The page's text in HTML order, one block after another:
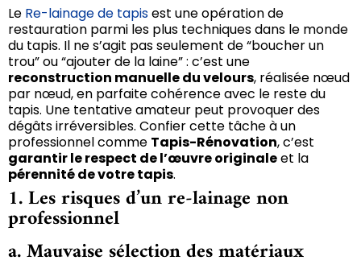
Le Re-lainage de tapisest une opération de
restauration parmi les plus techniques dans le monde
du tapis. Il ne s’agit pas seulement de “boucher un
trou” ou “ajouter de la laine” : c’est une
reconstruction manuelle du velours, réalisée nœud
par nœud, en parfaite cohérence avec le reste du
tapis. Une tentative amateur peut provoquer des
dégâts irréversibles. Confier cette tâche à un
professionnel comme Tapis-Rénovation, c’est
garantir le respect de l’œuvre originaleet la
pérennité de votre tapis.
1. Les risques d’un re-lainage non
professionnel
a. Mauvaise sélection des matériaux